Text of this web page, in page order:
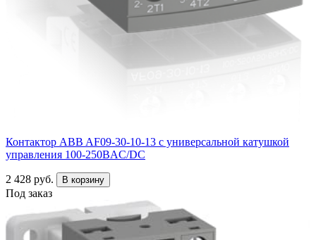
Контактор ABB AF09-30-10-13 с универсальной катушкой
управления 100-250BAC/DC
2 428 руб. В корзину
Под заказ